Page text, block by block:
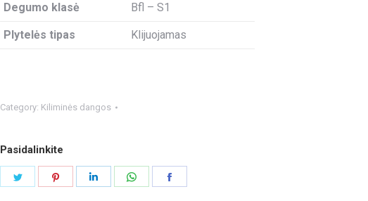
Degumo klasė Bfl – S1
Plytelės tipas Klijuojamas
Category: Kiliminės dangos
Pasidalinkite
Share
Share